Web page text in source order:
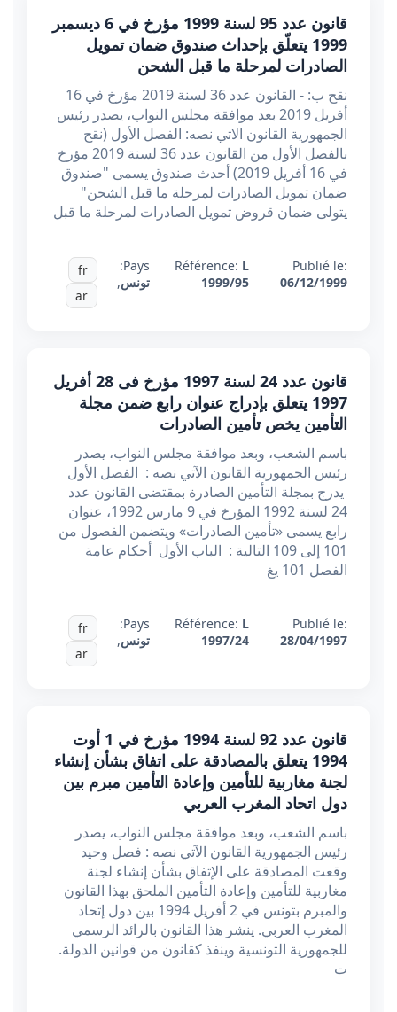
قانون عدد 95 لسنة 1999 مؤرخ في 6 ديسمبر
1999 يتعلّق بإحداث صندوق ضمان تمويل
الصادرات لمرحلة ما قبل الشحن
نقح ب: - القانون عدد 36 لسنة 2019 مؤرخ في 16
أفريل 2019 بعد موافقة مجلس النواب، يصدر رئيس
الجمهورية القانون الاتي نصه: الفصل الأول (نقح
بالفصل الأول من القانون عدد 36 لسنة 2019 مؤرخ
في 16 أفريل 2019) أحدث صندوق يسمى "صندوق
ضمان تمويل الصادرات لمرحلة ما قبل الشحن"
يتولى ضمان قروض تمويل الصادرات لمرحلة ما قبل
Publié le:
06/12/1999
Référence: L
1999/95
Pays:
تونس,
fr
ar
قانون عدد 24 لسنة 1997 مؤرخ فى 28 أفريل
1997 يتعلق بإدراج عنوان رابع ضمن مجلة
التأمين يخص تأمين الصادرات
باسم الشعب، وبعد موافقة مجلس النواب، يصدر
رئيس الجمهورية القانون الآتي نصه : الفصل الأول
يدرج بمجلة التأمين الصادرة بمقتضى القانون عدد
24 لسنة 1992 المؤرخ في 9 مارس 1992، عنوان
رابع يسمى «تأمين الصادرات» ويتضمن الفصول من
101 إلى 109 التالية : الباب الأول أحكام عامة
الفصل 101 يغ
Publié le:
28/04/1997
Référence: L
1997/24
Pays:
تونس,
fr
ar
قانون عدد 92 لسنة 1994 مؤرخ في 1 أوت
1994 يتعلق بالمصادقة على اتفاق بشأن إنشاء
لجنة مغاربية للتأمين وإعادة التأمين مبرم بين
دول اتحاد المغرب العربي
باسم الشعب، وبعد موافقة مجلس النواب، يصدر
رئيس الجمهورية القانون الآتي نصه : فصل وحيد
وقعت المصادقة على الإتفاق بشأن إنشاء لجنة
مغاربية للتأمين وإعادة التأمين الملحق بهذا القانون
والمبرم بتونس في 2 أفريل 1994 بين دول إتحاد
المغرب العربي. ينشر هذا القانون بالرائد الرسمي
للجمهورية التونسية وينفذ كقانون من قوانين الدولة.
ت